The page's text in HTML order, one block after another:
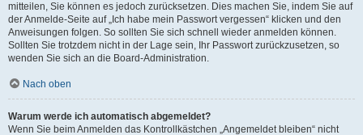
mitteilen, Sie können es jedoch zurücksetzen. Dies machen Sie, indem Sie auf
der Anmelde-Seite auf „Ich habe mein Passwort vergessen“ klicken und den
Anweisungen folgen. So sollten Sie sich schnell wieder anmelden können.
Sollten Sie trotzdem nicht in der Lage sein, Ihr Passwort zurückzusetzen, so
wenden Sie sich an die Board-Administration.
Nach oben
Warum werde ich automatisch abgemeldet?
Wenn Sie beim Anmelden das Kontrollkästchen „Angemeldet bleiben“ nicht